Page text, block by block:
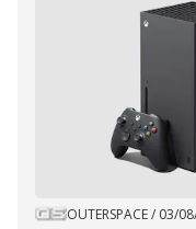
OUTERSPACE/ 03/